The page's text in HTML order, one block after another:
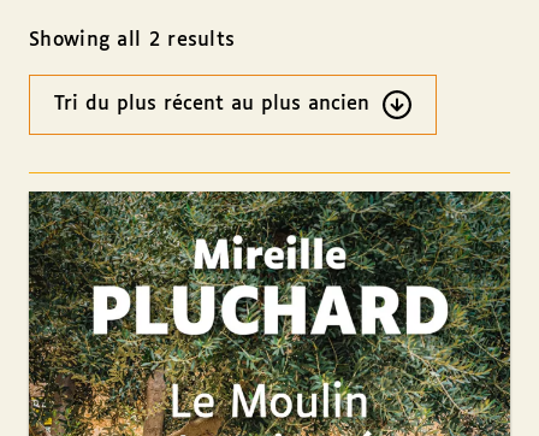
Showing all 2 results
Ordre